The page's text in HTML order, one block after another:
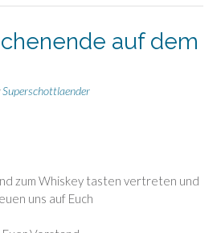
auf dem
Superschottlaender
zum Whiskey tasten vertreten und
uns auf Euch